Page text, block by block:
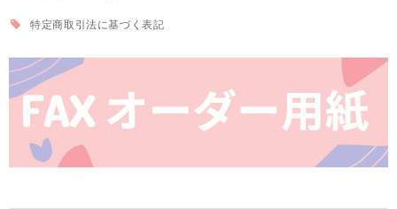
特定商取引法に基づく表記